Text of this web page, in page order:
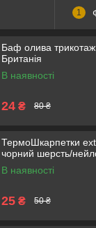
1
Баф олива
Британія
В наявності
24 ₴ 80 ₴
ТермоШкарпетки
чорний шерсть/
В наявності
25 ₴ 50 ₴